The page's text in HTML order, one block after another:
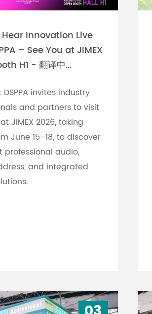
Hear Innovation Live
– See You at JIMEX
H1 - 翻译中...
invites industry
and partners to visit
JIMEX 2026, taking
June 15–18, to discover
professional audio,
and integrated